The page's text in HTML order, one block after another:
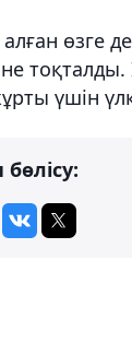
өзге
үшін